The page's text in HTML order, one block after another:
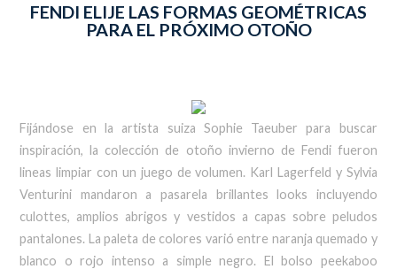
FENDI ELIJE LAS FORMAS GEOMÉTRICAS
PARA EL PRÓXIMO OTOÑO
Fijándose en la artista suiza Sophie Taeuber para buscar
inspiración, la colección de otoño invierno de Fendi fueron
lineas limpiar con un juego de volumen. Karl Lagerfeld y Sylvia
Venturini mandaron a pasarela brillantes looks incluyendo
culottes, amplios abrigos y vestidos a capas sobre peludos
pantalones. La paleta de colores varió entre naranja quemado y
blanco o rojo intenso a simple negro. El bolso peekaboo